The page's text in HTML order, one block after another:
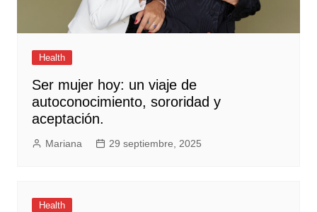
Health
Ser mujer hoy: un viaje de
autoconocimiento, sororidad y
aceptación.
Mariana 29 septiembre, 2025
Health